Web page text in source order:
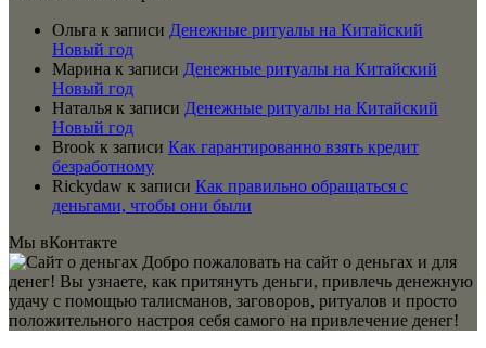
Ольга к записи Денежные ритуалы на Китайский
Новый год
Марина к записи Денежные ритуалы на Китайский
Новый год
Наталья к записи Денежные ритуалы на Китайский
Новый год
Brook к записи Как гарантированно взять кредит
безработному
Rickydaw к записи Как правильно обращаться с
деньгами, чтобы они были
Мы вКонтакте
Добро пожаловать на сайт о деньгах и для
денег! Вы узнаете, как притянуть деньги, привлечь денежную
удачу с помощью талисманов, заговоров, ритуалов и просто
положительного настроя себя самого на привлечение денег!